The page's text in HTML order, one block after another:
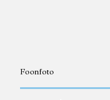
Foonfoto